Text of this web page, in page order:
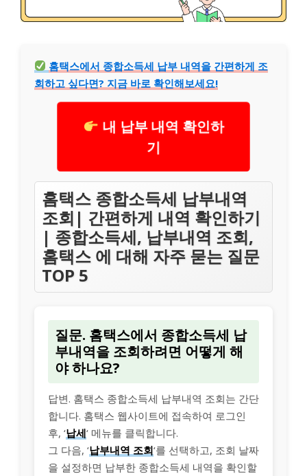
홈택스에서 종합소득세 납부 내역을 간편하게 조
회하고 싶다면? 지금 바로 확인해보세요!
내 납부 내역 확인하
기
홈택스 종합소득세 납부내역
조회| 간편하게 내역 확인하기
| 종합소득세, 납부내역 조회,
홈택스 에 대해 자주 묻는 질문
TOP 5
질문. 홈택스에서 종합소득세 납
부내역을 조회하려면 어떻게 해
야 하나요?
답변. 홈택스 종합소득세 납부내역 조회는 간단
합니다. 홈택스 웹사이트에 접속하여 로그인
후, ‘납세‘ 메뉴를 클릭합니다.
그 다음, ‘납부내역 조회‘를 선택하고, 조회 날짜
을 설정하면 납부한 종합소득세 내역을 확인할